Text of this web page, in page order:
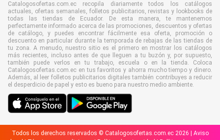
Catalogosofertas.com.ec recopila diariamente todos los catálogos
actuales, ofertas semanales, folletos publicitarios, revistas y lookbooks de
todas las tiendas de Ecuador. De esta manera, te mantenemos
perfectamente informado acerca de las promociones, descuentos y ofertas
de catálogo, y puedes encontrar fácilmente esa oferta, promoción o
descuento en particular durante la temporada de rebajas de las tiendas de
tu zona. A menudo, nuestro sitio es el primero en mostrar los catálogos
más recientes, incluso antes de que lleguen a tu buzón y, por supuesto,
también puede verlos en tu trabajo, escuela o en la tienda. Coloca
Catalogosofertas.com.ec en tus favoritos y ahorra mucho tiempo y dinero.
Además, al leer folletos publicitarios digitales también contribuyes a reducir
el desperdicio de papel y esto es bueno para nuestro medio ambiente.
Todos los derechos reservados © Catalogosofertas.com.ec 2026 | Aviso